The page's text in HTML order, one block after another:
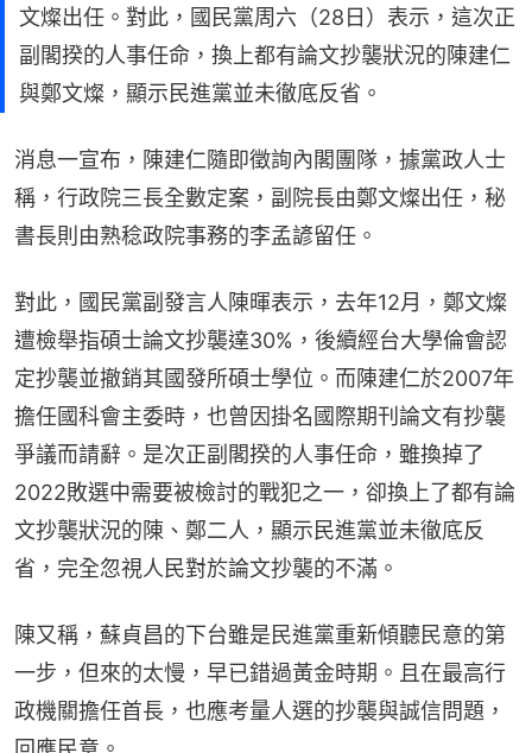
文燦出任。對此，國民黨周六（28日）表示，這次正
副閣揆的人事任命，換上都有論文抄襲狀況的陳建仁
與鄭文燦，顯示民進黨並未徹底反省。
消息一宣布，陳建仁隨即徵詢內閣團隊，據黨政人士
稱，行政院三長全數定案，副院長由鄭文燦出任，秘
書長則由熟稔政院事務的李孟諺留任。
對此，國民黨副發言人陳暉表示，去年12月，鄭文燦
遭檢舉指碩士論文抄襲達30%，後續經台大學倫會認
定抄襲並撤銷其國發所碩士學位。而陳建仁於2007年
擔任國科會主委時，也曾因掛名國際期刊論文有抄襲
爭議而請辭。是次正副閣揆的人事任命，雖換掉了
2022敗選中需要被檢討的戰犯之一，卻換上了都有論
文抄襲狀況的陳、鄭二人，顯示民進黨並未徹底反
省，完全忽視人民對於論文抄襲的不滿。
陳又稱，蘇貞昌的下台雖是民進黨重新傾聽民意的第
一步，但來的太慢，早已錯過黃金時期。且在最高行
政機關擔任首長，也應考量人選的抄襲與誠信問題，